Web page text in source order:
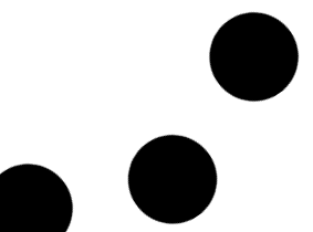
13 lip, 2026
że medyczna marihuana
niespokojnych